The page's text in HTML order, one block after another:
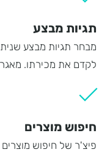
תגיות מבצע
מבחר תגיות מבצע
לקדם את מכירתו.
חיפוש מוצרים
פיצ'ר של חיפוש